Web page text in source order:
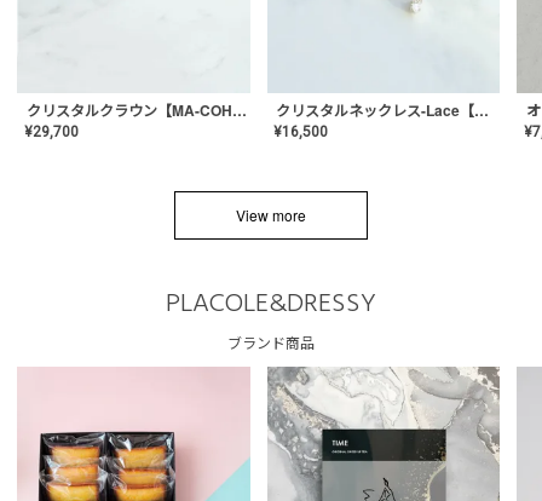
クリスタルクラウン【MA-COHD-01】韓国風クラウン/ウェディングクラウン/ティアラ
¥29,700
クリスタルネックレス-Lace【MA-CONL-02】
¥16,500 ¥
View more
PLACOLE&DRESSY
ブランド商品